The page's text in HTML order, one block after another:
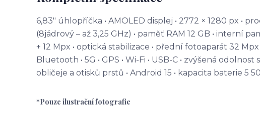
6,83" úhlopříčka • AMOLED displej • 2772 × 1280 px •
(8jádrový – až 3,25 GHz) • paměť RAM 12 GB • interní
+ 12 Mpx • optická stabilizace • přední fotoaparát 32 Mpx
Bluetooth • 5G • GPS • Wi-Fi • USB-C • zvýšená
obličeje a otisků prstů • Android 15 • kapacita baterie 5
*Pouze ilustrační fotografie